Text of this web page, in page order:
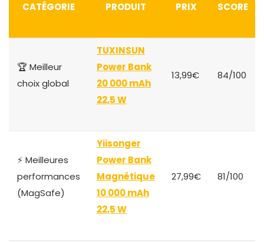
CATÉGORIE PRODUIT PRIX SCORE
🏆 Meilleur
choix global
TUXINSUN
Power Bank
20 000 mAh
22,5 W
13,99€ 84/100
⚡ Meilleures
performances
(MagSafe)
Yiisonger
Power Bank
Magnétique
10 000 mAh
22,5 W
27,99€ 81/100